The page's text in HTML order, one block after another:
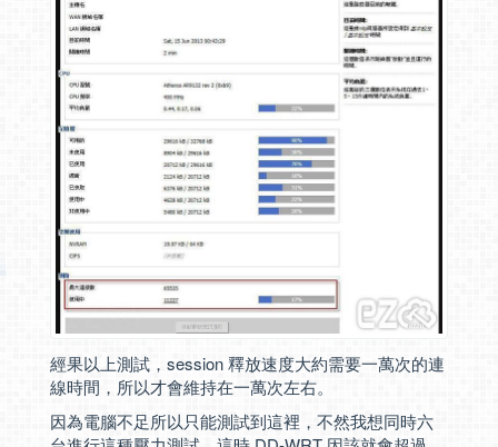
經果以上測試，session 釋放速度大約需要一萬次的連
線時間，所以才會維持在一萬次左右。
因為電腦不足所以只能測試到這裡，不然我想同時六